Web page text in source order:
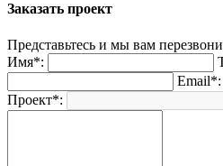
Заказать проект
Представьтесь и мы вам
Имя*:
Email*:
Проект*: